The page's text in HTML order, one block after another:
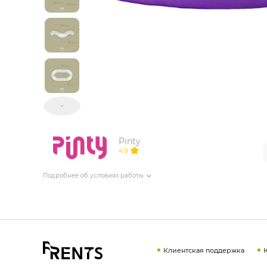
ИЗДЕЛИЯ ДЛЯ КОМФОРТА
Pinty
4.9
Подробнее об условиях работы
Клиентская поддержка